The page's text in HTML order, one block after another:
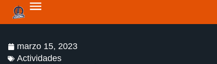
marzo 15, 2023
Actividades